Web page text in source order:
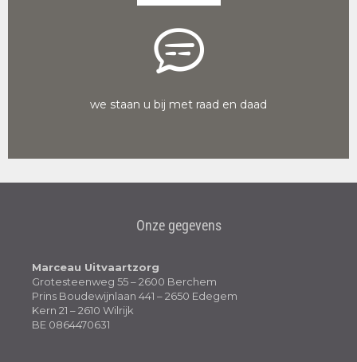
we staan u bij met raad en daad
Onze gegevens
Marceau Uitvaartzorg
Grotesteenweg 55 – 2600 Berchem
Prins Boudewijnlaan 441 – 2650 Edegem
Kern 21 – 2610 Wilrijk
BE 0864470631